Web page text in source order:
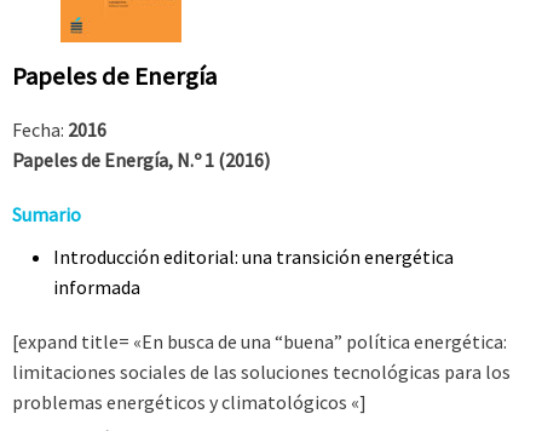
Papeles de Energía
Fecha: 2016
Papeles de Energía, N.º 1 (2016)
Sumario
Introducción editorial: una transición energética
informada
[expand title= «En busca de una “buena” política energética:
limitaciones sociales de las soluciones tecnológicas para los
problemas energéticos y climatológicos «]